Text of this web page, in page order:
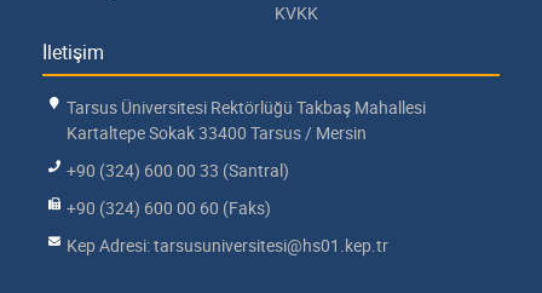
KVKK
İletişim
Tarsus Üniversitesi Rektörlüğü Takbaş Mahallesi
Kartaltepe Sokak 33400 Tarsus / Mersin
+90 (324) 600 00 33 (Santral)
+90 (324) 600 00 60 (Faks)
Kep Adresi: tarsusuniversitesi@hs01.kep.tr